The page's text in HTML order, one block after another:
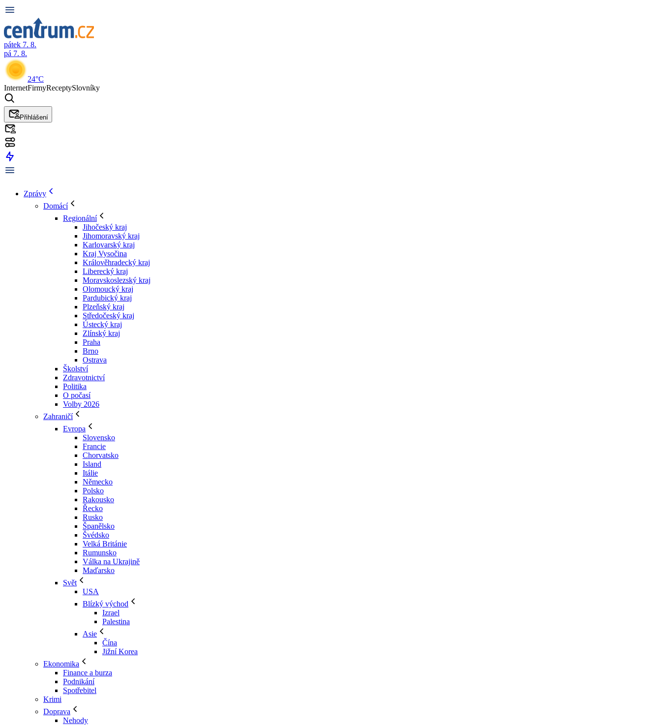
pátek 7. 8.
pá 7. 8.
24°C
InternetFirmyReceptySlovníky
Přihlášení
Zprávy
Domácí
Regionální
Jihočeský kraj
Jihomoravský kraj
Karlovarský kraj
Kraj Vysočina
Králověhradecký kraj
Liberecký kraj
Moravskoslezský kraj
Olomoucký kraj
Pardubický kraj
Plzeňský kraj
Středočeský kraj
Ústecký kraj
Zlínský kraj
Praha
Brno
Ostrava
Školství
Zdravotnictví
Politika
O počasí
Volby 2026
Zahraničí
Evropa
Slovensko
Francie
Chorvatsko
Island
Itálie
Německo
Polsko
Rakousko
Řecko
Rusko
Španělsko
Švédsko
Velká Británie
Rumunsko
Válka na Ukrajině
Maďarsko
Svět
USA
Blízký východ
Izrael
Palestina
Asie
Čína
Jižní Korea
Ekonomika
Finance a burza
Podnikání
Spotřebitel
Krimi
Doprava
Nehody